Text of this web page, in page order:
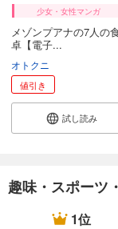
子供
734円 (
あら
子供
少女・女性マンガ
メゾンプアナの7人の
卓【電子...
オトクニ
値引き
試し読み
趣味・スポーツ
1位